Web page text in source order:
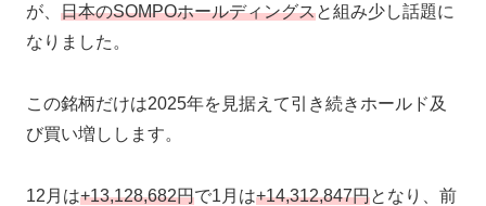
が、 日本のSOMPOホールディングスと組み少し話題に
なりました。
この銘柄だけは2025年を見据えて引き続きホールド及
び買い増しします。
12月は+13,128,682円で1月は+14,312,847円となり、前